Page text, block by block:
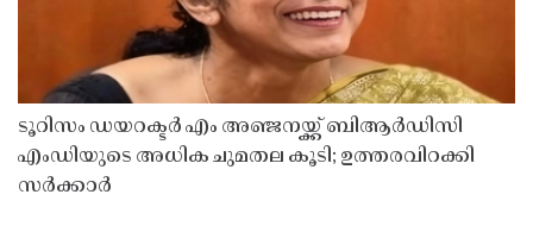
ടൂറിസം ഡയറക്ടർ എം അഞ്ജനയ്ക്ക് ബിആർഡിസി
എംഡിയുടെ അധിക ചുമതല കൂടി; ഉത്തരവിറക്കി
സർക്കാർ